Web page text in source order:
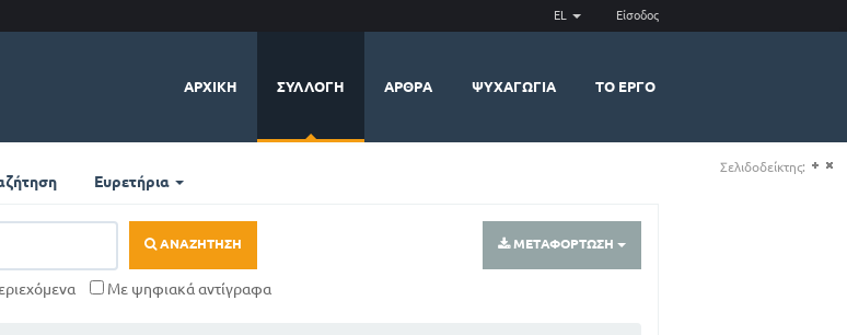
EL Είσοδος
ΑΡΧΙΚΉ ΣΥΛΛΟΓΉ ΆΡΘΡΑ ΨΥΧΑΓΩΓΊΑ ΤΟ ΈΡΓΟ
Ευρετήρια
ΜΕΤΑΦΌΡΤΩΣΗ
ΑΝΑΖΉΤΗΣΗ
Με ψηφιακά αντίγραφα
Σελιδοδείκτης: